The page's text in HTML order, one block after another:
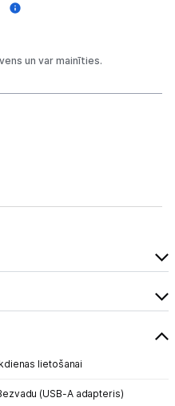
tehnika
un var mainīties.
lietošanai
(USB-A adapteris)